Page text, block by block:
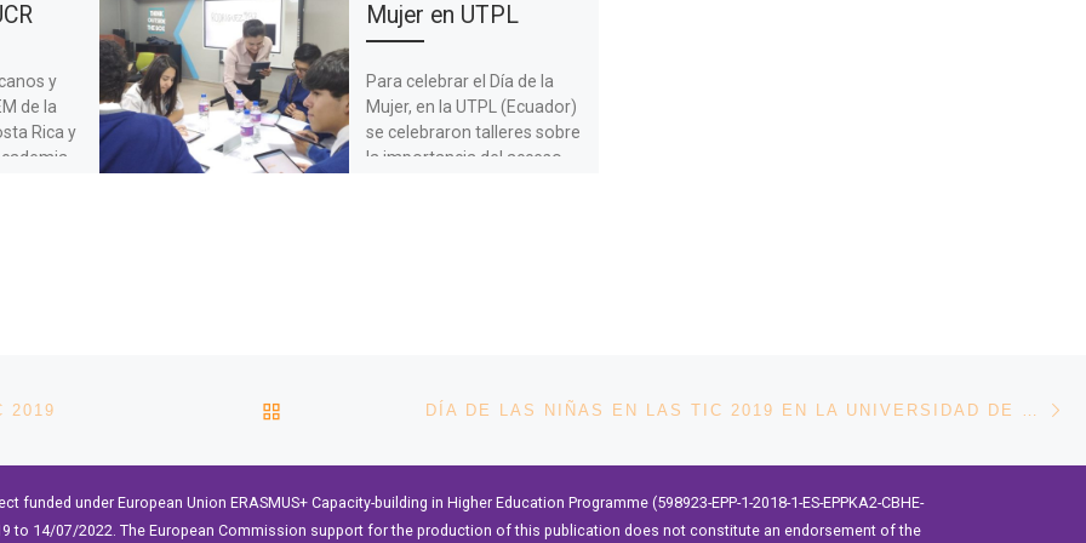
y
de la
Rica y
Mujer en UTPL
Para celebrar el Día de la
Mujer, en la UTPL (Ecuador)
se celebraron talleres sobre
la importancia del acceso
2019 VOLVER A LA LISTA DE ENTRADAS
funded under European Union ERASMUS+ Capacity-building in Higher Education Programme (598923-EPP-1-2018-1-ES-EPPKA2-CBHE-
to 14/07/2022. The European Commission support for the production of this publication does not constitute an endorsement of the